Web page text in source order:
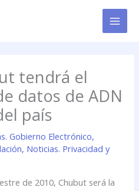
tendrá el
datos de ADN
país
Gobierno Electrónico,
, Noticias. Privacidad y
de 2010, Chubut será la